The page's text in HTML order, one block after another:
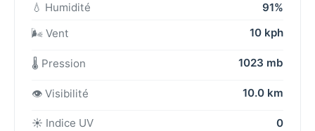
💧 Humidité
91%
🌬️ Vent
10 kph
🌡️ Pression 1023 mb
👁️ Visibilité 10.0 km
☀️ Indice UV 0